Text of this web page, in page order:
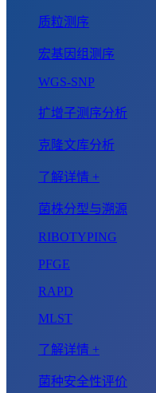
质粒测序
宏基因组测序
WGS-SNP
扩增子测序分析
克隆文库分析
了解详情 +
菌株分型与溯源
RIBOTYPING
PFGE
RAPD
MLST
了解详情 +
菌种安全性评价